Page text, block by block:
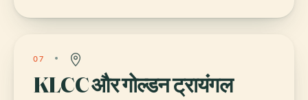
07
KLCC और गोल्डन ट्रायंगल